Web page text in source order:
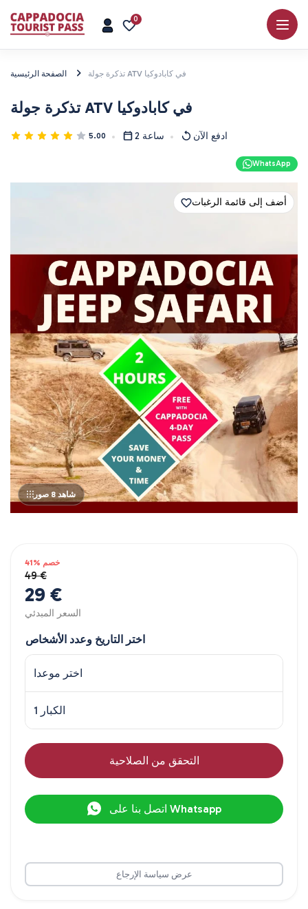
0
الصفحة الرئيسية تذكرة جولة ATV في كابادوكيا
تذكرة جولة ATV في كابادوكيا
5.00 2 ساعة ادفع الآن
WhatsApp
أضف إلى قائمة الرغبات
شاهد 8 صور
خصم %41
49 €
29 €
السعر المبدئي
اختر التاريخ وعدد الأشخاص
اختر موعدا
1 الكبار
التحقق من الصلاحية
اتصل بنا على Whatsapp
عرض سياسة الإرجاع